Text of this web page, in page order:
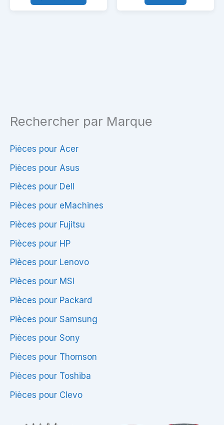
Rechercher par Marque
Pièces pour Acer
Pièces pour Asus
Pièces pour Dell
Pièces pour eMachines
Pièces pour Fujitsu
Pièces pour HP
Pièces pour Lenovo
Pièces pour MSI
Pièces pour Packard
Pièces pour Samsung
Pièces pour Sony
Pièces pour Thomson
Pièces pour Toshiba
Pièces pour Clevo
Clavier
Clavier